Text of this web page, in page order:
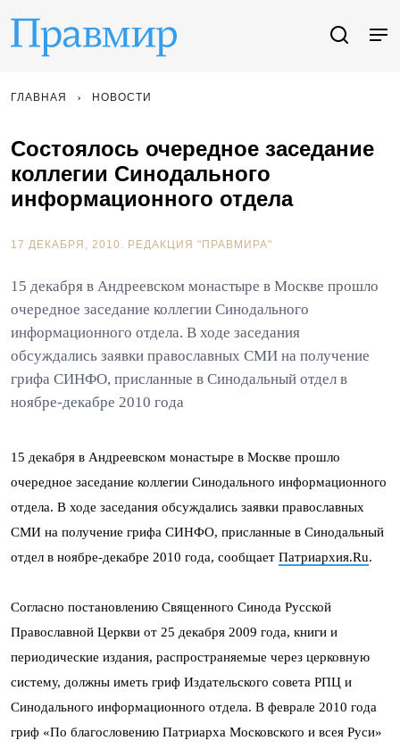
ГЛАВНАЯ НОВОСТИ
Состоялось очередное заседание
коллегии Синодального
информационного отдела
17 ДЕКАБРЯ, 2010. РЕДАКЦИЯ "ПРАВМИРА"
15 декабря в Андреевском монастыре в Москве прошло
очередное заседание коллегии Синодального
информационного отдела. В ходе заседания
обсуждались заявки православных СМИ на получение
грифа СИНФО, присланные в Синодальный отдел в
ноябре-декабре 2010 года
15 декабря в Андреевском монастыре в Москве прошло
очередное заседание коллегии Синодального информационного
отдела. В ходе заседания обсуждались заявки православных
СМИ на получение грифа СИНФО, присланные в Синодальный
отдел в ноябре-декабре 2010 года, сообщает Патриархия.Ru.
Согласно постановлению Священного Синода Русской
Православной Церкви от 25 декабря 2009 года, книги и
периодические издания, распространяемые через церковную
систему, должны иметь гриф Издательского совета РПЦ и
Синодального информационного отдела. В феврале 2010 года
гриф «По благословению Патриарха Московского и всея Руси»